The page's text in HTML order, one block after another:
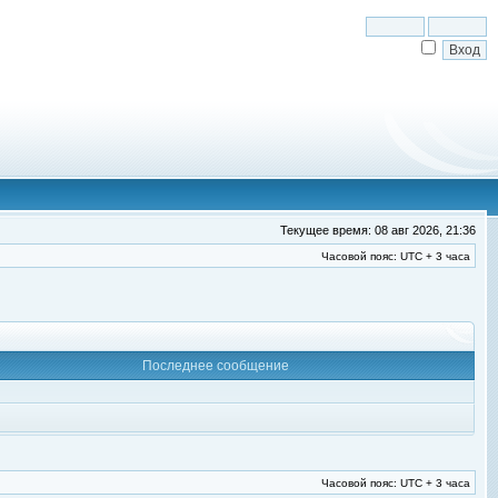
Текущее время: 08 авг 2026, 21:36
Часовой пояс: UTC + 3 часа
Последнее сообщение
Часовой пояс: UTC + 3 часа